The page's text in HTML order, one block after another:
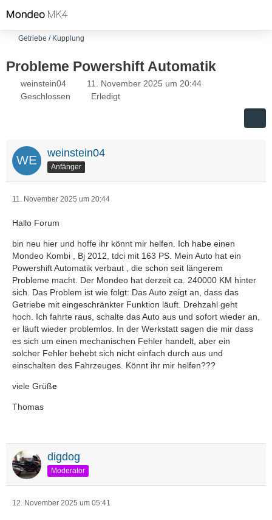
Getriebe / Kupplung
Probleme Powershift Automatik
weinstein04
11. November 2025 um 20:44
Geschlossen
Erledigt
weinstein04
Anfänger
11. November 2025 um 20:44
Hallo Forum
bin neu hier und hoffe ihr könnt mir helfen. Ich habe einen
Mondeo Kombi , Bj 2012, tdci mit 163 PS. Mein Auto hat ein
Powershift Automatik verbaut , die schon seit längerem
Probleme macht. Der Mondeo hat derzeit ca. 240000 KM hinter
sich. Das Problem ist wie folgt: Das Auto zeigt an, dass das
Getriebe mit eingeschränkter Funktion läuft. Drehzahl geht
hoch. Ich fahrte raus, schalte das Auto aus und sofort wieder an,
er läuft wieder problemlos. In der Werkstatt sagen die mir dass
es sich um einen mechanischen Fehler handelt, aber ein
solcher Fehler behebt sich nicht einfach durch aus und
einschalten des Fahrzeuges. Könnt ihr mir helfen???
viele Grüße
Thomas
digdog
Moderator
12. November 2025 um 05:41